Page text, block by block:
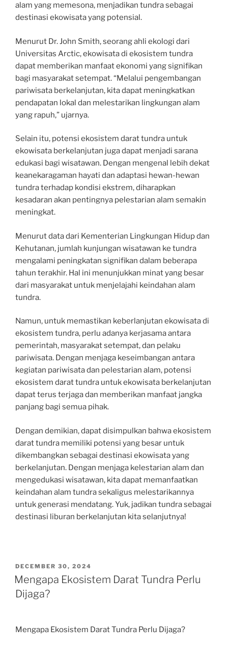
alam yang memesona, menjadikan tundra sebagai
destinasi ekowisata yang potensial.
Menurut Dr. John Smith, seorang ahli ekologi dari
Universitas Arctic, ekowisata di ekosistem tundra
dapat memberikan manfaat ekonomi yang signifikan
bagi masyarakat setempat. “Melalui pengembangan
pariwisata berkelanjutan, kita dapat meningkatkan
pendapatan lokal dan melestarikan lingkungan alam
yang rapuh,” ujarnya.
Selain itu, potensi ekosistem darat tundra untuk
ekowisata berkelanjutan juga dapat menjadi sarana
edukasi bagi wisatawan. Dengan mengenal lebih dekat
keanekaragaman hayati dan adaptasi hewan-hewan
tundra terhadap kondisi ekstrem, diharapkan
kesadaran akan pentingnya pelestarian alam semakin
meningkat.
Menurut data dari Kementerian Lingkungan Hidup dan
Kehutanan, jumlah kunjungan wisatawan ke tundra
mengalami peningkatan signifikan dalam beberapa
tahun terakhir. Hal ini menunjukkan minat yang besar
dari masyarakat untuk menjelajahi keindahan alam
tundra.
Namun, untuk memastikan keberlanjutan ekowisata di
ekosistem tundra, perlu adanya kerjasama antara
pemerintah, masyarakat setempat, dan pelaku
pariwisata. Dengan menjaga keseimbangan antara
kegiatan pariwisata dan pelestarian alam, potensi
ekosistem darat tundra untuk ekowisata berkelanjutan
dapat terus terjaga dan memberikan manfaat jangka
panjang bagi semua pihak.
Dengan demikian, dapat disimpulkan bahwa ekosistem
darat tundra memiliki potensi yang besar untuk
dikembangkan sebagai destinasi ekowisata yang
berkelanjutan. Dengan menjaga kelestarian alam dan
mengedukasi wisatawan, kita dapat memanfaatkan
keindahan alam tundra sekaligus melestarikannya
untuk generasi mendatang. Yuk, jadikan tundra sebagai
destinasi liburan berkelanjutan kita selanjutnya!
POSTED
ON
DECEMBER 30, 2024
Mengapa Ekosistem Darat Tundra Perlu
Dijaga?
Mengapa Ekosistem Darat Tundra Perlu Dijaga?